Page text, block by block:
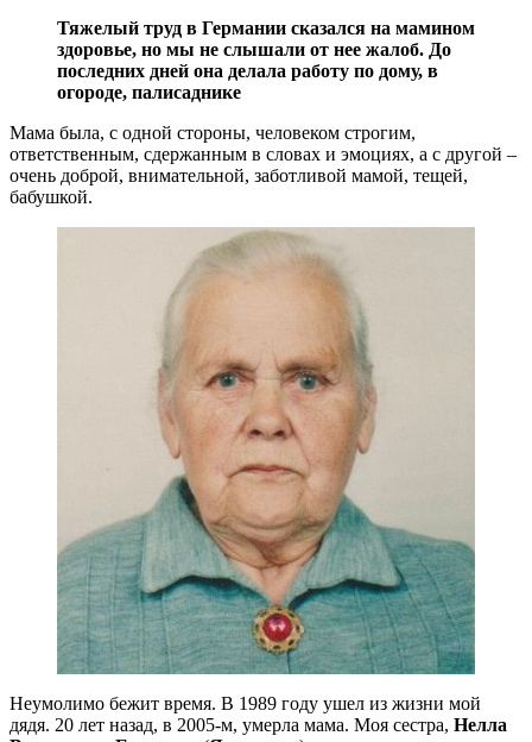
Тяжелый труд в Германии сказался на мамином
здоровье, но мы не слышали от нее жалоб. До
последних дней она делала работу по дому, в
огороде, палисаднике
Мама была, с одной стороны, человеком строгим,
ответственным, сдержанным в словах и эмоциях, а с другой –
очень доброй, внимательной, заботливой мамой, тещей,
бабушкой.
Неумолимо бежит время. В 1989 году ушел из жизни мой
дядя. 20 лет назад, в 2005-м, умерла мама. Моя сестра, Нелла